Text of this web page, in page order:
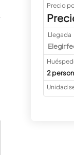
Precio
Llegada
Elegir
2
Unidad